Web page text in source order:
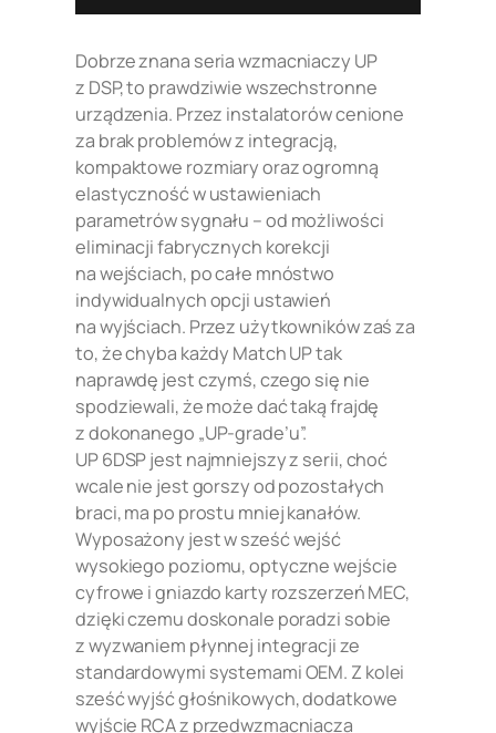
Dobrze znana seria wzmacniaczy UP
z DSP, to prawdziwie wszechstronne
urządzenia. Przez instalatorów cenione
za brak problemów z integracją,
kompaktowe rozmiary oraz ogromną
elastyczność w ustawieniach
parametrów sygnału – od możliwości
eliminacji fabrycznych korekcji
na wejściach, po całe mnóstwo
indywidualnych opcji ustawień
na wyjściach. Przez użytkowników zaś za
to, że chyba każdy Match UP tak
naprawdę jest czymś, czego się nie
spodziewali, że może dać taką frajdę
z dokonanego „UP-grade’u”.
UP 6DSP jest najmniejszy z serii, choć
wcale nie jest gorszy od pozostałych
braci, ma po prostu mniej kanałów.
Wyposażony jest w sześć wejść
wysokiego poziomu, optyczne wejście
cyfrowe i gniazdo karty rozszerzeń MEC,
dzięki czemu doskonale poradzi sobie
z wyzwaniem płynnej integracji ze
standardowymi systemami OEM. Z kolei
sześć wyjść głośnikowych, dodatkowe
wyjście RCA z przedwzmacniacza